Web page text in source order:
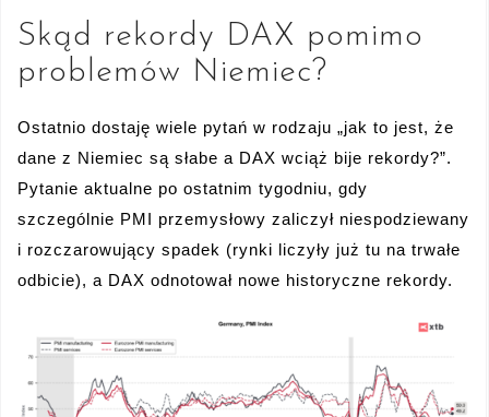
Skąd rekordy DAX pomimo
problemów Niemiec?
Ostatnio dostaję wiele pytań w rodzaju „jak to jest, że
dane z Niemiec są słabe a DAX wciąż bije rekordy?”.
Pytanie aktualne po ostatnim tygodniu, gdy
szczególnie PMI przemysłowy zaliczył niespodziewany
i rozczarowujący spadek (rynki liczyły już tu na trwałe
odbicie), a DAX odnotował nowe historyczne rekordy.